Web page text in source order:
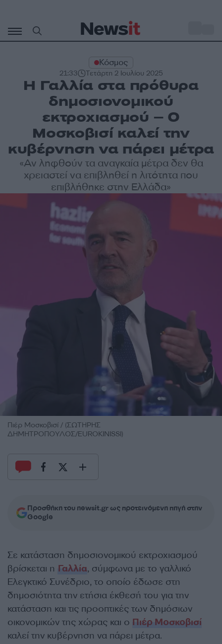
περιεχόμενο
Κόσμος
21:33 Τετάρτη 2 Ιουλίου 2025
Η Γαλλία στα πρόθυρα
δημοσιονομικού
εκτροχιασμού – Ο
Μοσκοβισί καλεί την
κυβέρνηση να πάρει μέτρα
«Αν ληφθούν τα αναγκαία μέτρα δεν θα
χρειαστεί να επιβληθεί η λιτότητα που
επιβλήθηκε στην Ελλάδα»
Πιέρ Μοσκοβισί / (ΣΩΤΗΡΗΣ
ΔΗΜΗΤΡΟΠΟΥΛΟΣ/EUROKINISSI)
Προσθήκη του newsit.gr ως προτεινόμενη πηγή στην
Google
Σε κατάσταση δημοσιονομικού εκτροχιασμού
βρίσκεται η Γαλλία, σύμφωνα με το γαλλικό
Ελεγκτικό Συνέδριο, το οποίο έδωσε στη
δημοσιότητα την ετήσια έκθεσή του για την
κατάσταση και τις προοπτικές των δημόσιων
οικονομικών της χώρας και ο Πιέρ Μοσκοβισί
καλεί την κυβέρνηση να πάρει μέτρα.